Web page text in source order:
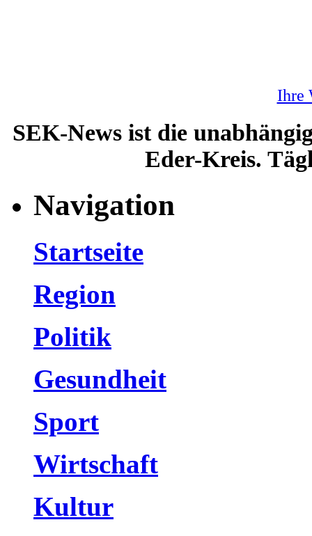
Ihre
SEK-News ist die
Eder-Kreis.
Navigation
Startseite
Region
Politik
Gesundheit
Sport
Wirtschaft
Kultur